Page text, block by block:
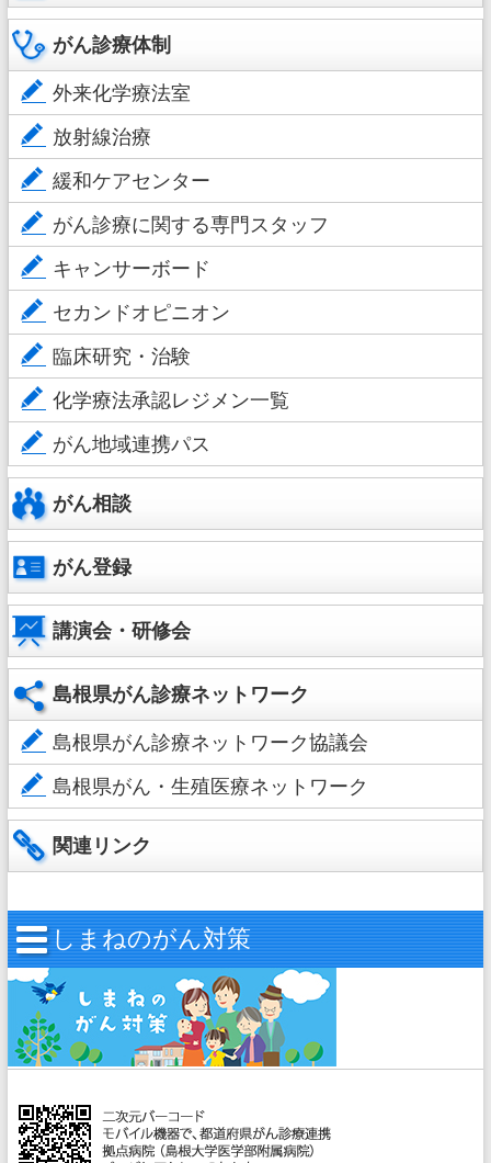
がん診療体制
外来化学療法室
放射線治療
緩和ケアセンター
がん診療に関する専門スタッフ
キャンサーボード
セカンドオピニオン
臨床研究・治験
化学療法承認レジメン一覧
がん地域連携パス
がん相談
がん登録
講演会・研修会
島根県がん診療ネットワーク
島根県がん診療ネットワーク協議会
島根県がん・生殖医療ネットワーク
関連リンク
しまねのがん対策